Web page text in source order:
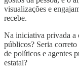
visualizações e
recebe.
Na iniciativa privada a
públicos? Seria
de políticos e agentes
estatal?